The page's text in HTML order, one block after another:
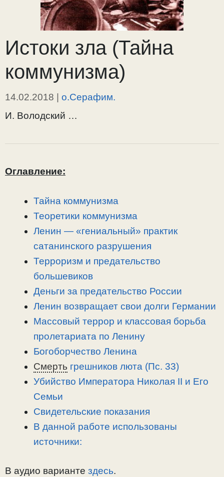
Истоки зла (Тайна
коммунизма)
14.02.2018 | о.Серафим.
И. Володский …
Оглавление:
Тайна коммунизма
Теоретики коммунизма
Ленин — «гениальный» практик
сатанинского разрушения
Терроризм и предательство
большевиков
Деньги за предательство России
Ленин возвращает свои долги Германии
Массовый террор и классовая борьба
пролетариата по Ленину
Богоборчество Ленина
Смерть грешников люта (Пс. 33)
Убийство Императора Николая II и Его
Семьи
Свидетельские показания
В данной работе использованы
источники:
В аудио варианте здесь.